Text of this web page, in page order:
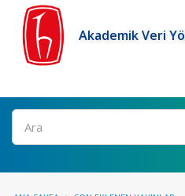
Akademik Veri
Ara